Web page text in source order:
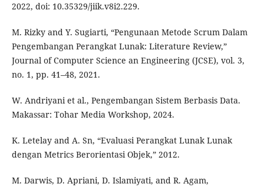
2022, doi: 10.35329/jiik.v8i2.229.
M. Rizky and Y. Sugiarti, “Pengunaan Metode Scrum Dalam
Pengembangan Perangkat Lunak: Literature Review,”
Journal of Computer Science an Engineering (JCSE), vol. 3,
no. 1, pp. 41–48, 2021.
W. Andriyani et al., Pengembangan Sistem Berbasis Data.
Makassar: Tohar Media Workshop, 2024.
K. Letelay and A. Sn, “Evaluasi Perangkat Lunak Lunak
dengan Metrics Berorientasi Objek,” 2012.
M. Darwis, D. Apriani, D. Islamiyati, and R. Agam,